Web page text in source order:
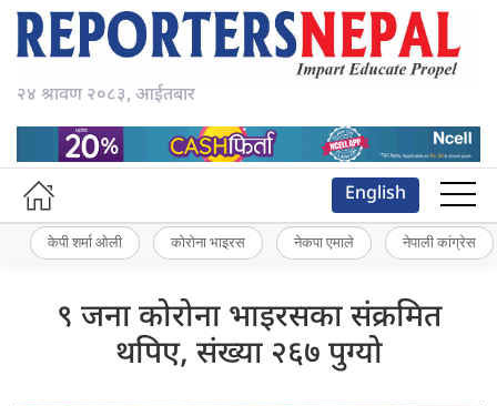
२४ श्रावण २०८३, आईतबार
English
केपी शर्मा ओली कोरोना भाइरस नेकपा एमाले नेपाली कांग्रेस
९ जना कोरोना भाइरसका संक्रमित
थपिए, संख्या २६७ पुग्यो